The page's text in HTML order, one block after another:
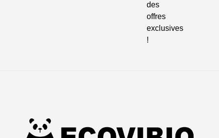
des
offres
exclusives
!